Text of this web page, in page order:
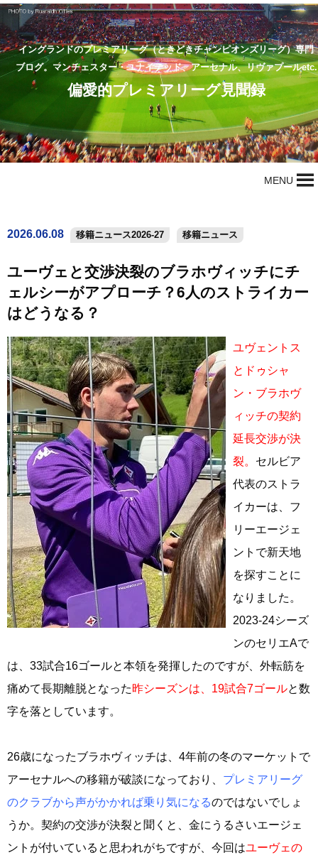
イングランドのプレミアリーグ（ときどきチャンピオンズリーグ）専門
ブログ。マンチェスター・ユナイテッド、アーセナル、リヴァプールetc.
偏愛的プレミアリーグ見聞録
MENU
2026.06.08 移籍ニュース2026-27 移籍ニュース
ユーヴェと交渉決裂のブラホヴィッチにチ
ェルシーがアプローチ？6人のストライカー
はどうなる？
ユヴェントス
とドゥシャ
ン・ブラホヴ
ィッチの契約
延長交渉が決
裂。 セルビア
代表のストラ
イカーは、フ
リーエージェ
ントで新天地
を探すことに
なりました。
2023-24シーズ
ンのセリエAで
は、33試合16ゴールと本領を発揮したのですが、外転筋を
痛めて長期離脱となった昨シーズンは、19試合7ゴールと数
字を落としています。
26歳になったブラホヴィッチは、4年前の冬のマーケットで
アーセナルへの移籍が破談になっており、 プレミアリーグ
のクラブから声がかかれば乗り気になるのではないでしょ
うか。契約の交渉が決裂と聞くと、金にうるさいエージェ
ントが付いていると思われがちですが、今回はユーヴェの